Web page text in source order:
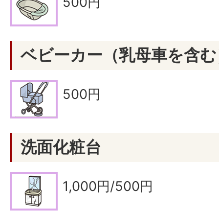
ベビーカー（乳母車を含
500円
洗面化粧台
1,000円/500円